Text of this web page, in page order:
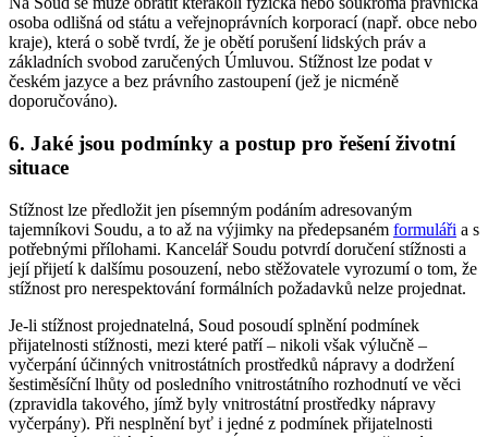
osoba odlišná od státu a veřejnoprávních korporací (např. obce nebo
kraje), která o sobě tvrdí, že je obětí porušení lidských práv a
základních svobod zaručených Úmluvou. Stížnost lze podat v
českém jazyce a bez právního zastoupení (jež je nicméně
doporučováno).
6. Jaké jsou podmínky a postup pro řešení životní
situace
Stížnost lze předložit jen písemným podáním adresovaným
tajemníkovi Soudu, a to až na výjimky na předepsaném formuláři a s
potřebnými přílohami. Kancelář Soudu potvrdí doručení stížnosti a
její přijetí k dalšímu posouzení, nebo stěžovatele vyrozumí o tom, že
stížnost pro nerespektování formálních požadavků nelze projednat.
Je-li stížnost projednatelná, Soud posoudí splnění podmínek
přijatelnosti stížnosti, mezi které patří – nikoli však výlučně –
vyčerpání účinných vnitrostátních prostředků nápravy a dodržení
šestiměsíční lhůty od posledního vnitrostátního rozhodnutí ve věci
(zpravidla takového, jímž byly vnitrostátní prostředky nápravy
vyčerpány). Při nesplnění byť i jedné z podmínek přijatelnosti